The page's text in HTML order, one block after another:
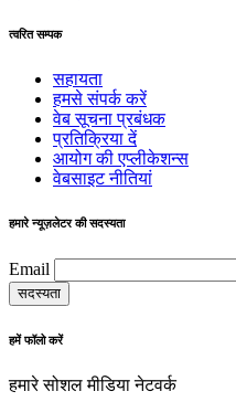
त्वरित सम्पक
सहायता
हमसे संपर्क करें
वेब सूचना प्रबंधक
प्रतिक्रिया दें
आयोग की एप्लीकेशन्स
वेबसाइट नीतियां
हमारे न्यूज़लेटर की सदस्यता
Email
हमें फॉलो करें
हमारे सोशल मीडिया नेटवर्क